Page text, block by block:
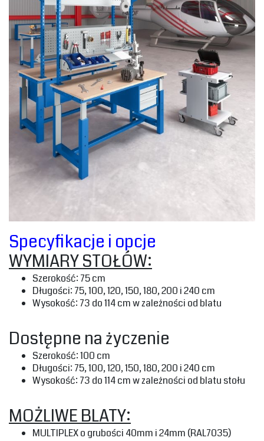
‎Specyfikacje i opcje ‎
WYMIARY STOŁÓW:‎
‎Szerokość: 75 cm‎
‎Długości: 75, 100, 120, 150, 180, 200 i 240 cm
‎Wysokość: 73 do 114 cm w zależności od blatu‎
Dostępne na życzenie ‎
‎Szerokość: 100 cm‎
‎Długości: 75, 100, 120, 150, 180, 200 i 240 cm‎
‎Wysokość: 73 do 114 cm w zależności od blatu stołu‎
MOŻLIWE BLATY:‎
‎MULTIPLEX‎‎ o grubości 40mm i 24mm (RAL7035)